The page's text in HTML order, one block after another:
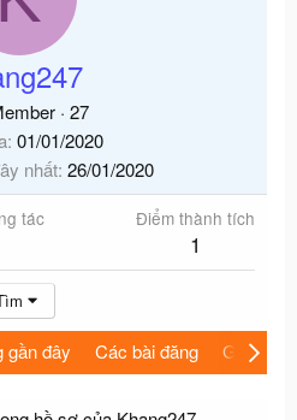
· 27
01/01/2020
nhất 26/01/2020
tác Điểm thành tích
1
gần đây Các bài đăng Giới thiệu